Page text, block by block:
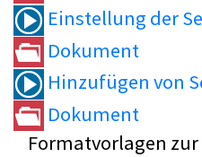
Einstellung der
Dokument
Hinzufügen von
Dokument
Formatvorlagen